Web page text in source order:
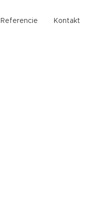
Referencie Kontakt